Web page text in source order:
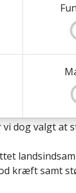
på
fast siden
vi dog valgt at
kræft samt